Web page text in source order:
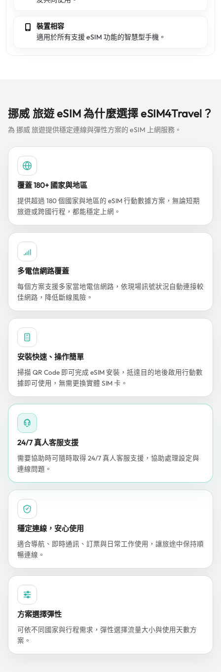
裝置相容
適用於所有支援 eSIM 功能的智慧型手機。
挪威 旅遊 eSIM 為什麼選擇 eSIM4Travel？
為 挪威 旅遊提供穩定連線與彈性方案的 eSIM 上網服務。
覆蓋 180+ 國家與地區
提供超過 180 個國家與地區的 eSIM 行動數據方案，無論短期
旅遊或跨國行程，都能穩定上網。
多電信網路覆蓋
每個方案支援多家當地電信網路，依現場訊號狀況自動連接較
佳網路，降低斷線風險。
安裝快速、操作簡單
掃描 QR Code 即可完成 eSIM 安裝，抵達目的地後啟用行動數
據即可使用，無需更換實體 SIM 卡。
24/7 真人客服支援
需要協助時可隨時取得 24/7 真人客服支援，協助處理設定與
連線問題。
穩定連線，安心使用
適合導航、即時通訊、訂票與日常工作使用，讓旅途中保持順
暢連線。
方案選擇彈性
可依不同國家與行程需求，彈性選擇流量大小與使用天數方
案。